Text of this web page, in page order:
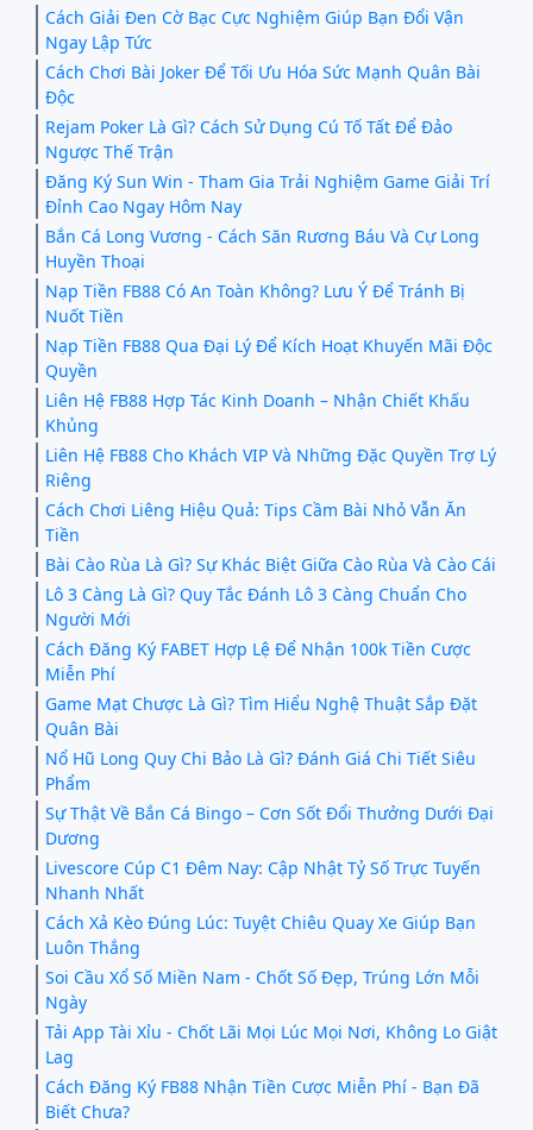
Cách Giải Đen Cờ Bạc Cực Nghiệm Giúp Bạn Đổi Vận
Ngay Lập Tức
Cách Chơi Bài Joker Để Tối Ưu Hóa Sức Mạnh Quân Bài
Độc
Rejam Poker Là Gì? Cách Sử Dụng Cú Tố Tất Để Đảo
Ngược Thế Trận
Đăng Ký Sun Win - Tham Gia Trải Nghiệm Game Giải Trí
Đỉnh Cao Ngay Hôm Nay
Bắn Cá Long Vương - Cách Săn Rương Báu Và Cự Long
Huyền Thoại
Nạp Tiền FB88 Có An Toàn Không? Lưu Ý Để Tránh Bị
Nuốt Tiền
Nạp Tiền FB88 Qua Đại Lý Để Kích Hoạt Khuyến Mãi Độc
Quyền
Liên Hệ FB88 Hợp Tác Kinh Doanh – Nhận Chiết Khấu
Khủng
Liên Hệ FB88 Cho Khách VIP Và Những Đặc Quyền Trợ Lý
Riêng
Cách Chơi Liêng Hiệu Quả: Tips Cầm Bài Nhỏ Vẫn Ăn
Tiền
Bài Cào Rùa Là Gì? Sự Khác Biệt Giữa Cào Rùa Và Cào Cái
Lô 3 Càng Là Gì? Quy Tắc Đánh Lô 3 Càng Chuẩn Cho
Người Mới
Cách Đăng Ký FABET Hợp Lệ Để Nhận 100k Tiền Cược
Miễn Phí
Game Mạt Chược Là Gì? Tìm Hiểu Nghệ Thuật Sắp Đặt
Quân Bài
Nổ Hũ Long Quy Chi Bảo Là Gì? Đánh Giá Chi Tiết Siêu
Phẩm
Sự Thật Về Bắn Cá Bingo – Cơn Sốt Đổi Thưởng Dưới Đại
Dương
Livescore Cúp C1 Đêm Nay: Cập Nhật Tỷ Số Trực Tuyến
Nhanh Nhất
Cách Xả Kèo Đúng Lúc: Tuyệt Chiêu Quay Xe Giúp Bạn
Luôn Thắng
Soi Cầu Xổ Số Miền Nam - Chốt Số Đẹp, Trúng Lớn Mỗi
Ngày
Tải App Tài Xỉu - Chốt Lãi Mọi Lúc Mọi Nơi, Không Lo Giật
Lag
Cách Đăng Ký FB88 Nhận Tiền Cược Miễn Phí - Bạn Đã
Biết Chưa?